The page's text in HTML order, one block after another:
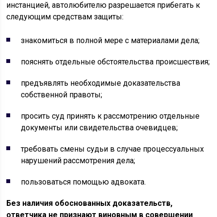
инстанцией, автолюбителю разрешается прибегать к
следующим средствам защиты:
знакомиться в полной мере с материалами дела;
пояснять отдельные обстоятельства происшествия;
предъявлять необходимые доказательства
собственной правоты;
просить суд принять к рассмотрению отдельные
документы или свидетельства очевидцев;
требовать смены судьи в случае процессуальных
нарушений рассмотрения дела;
пользоваться помощью адвоката.
Без наличия обоснованных доказательств,
ответчика не признают виновным в совершении